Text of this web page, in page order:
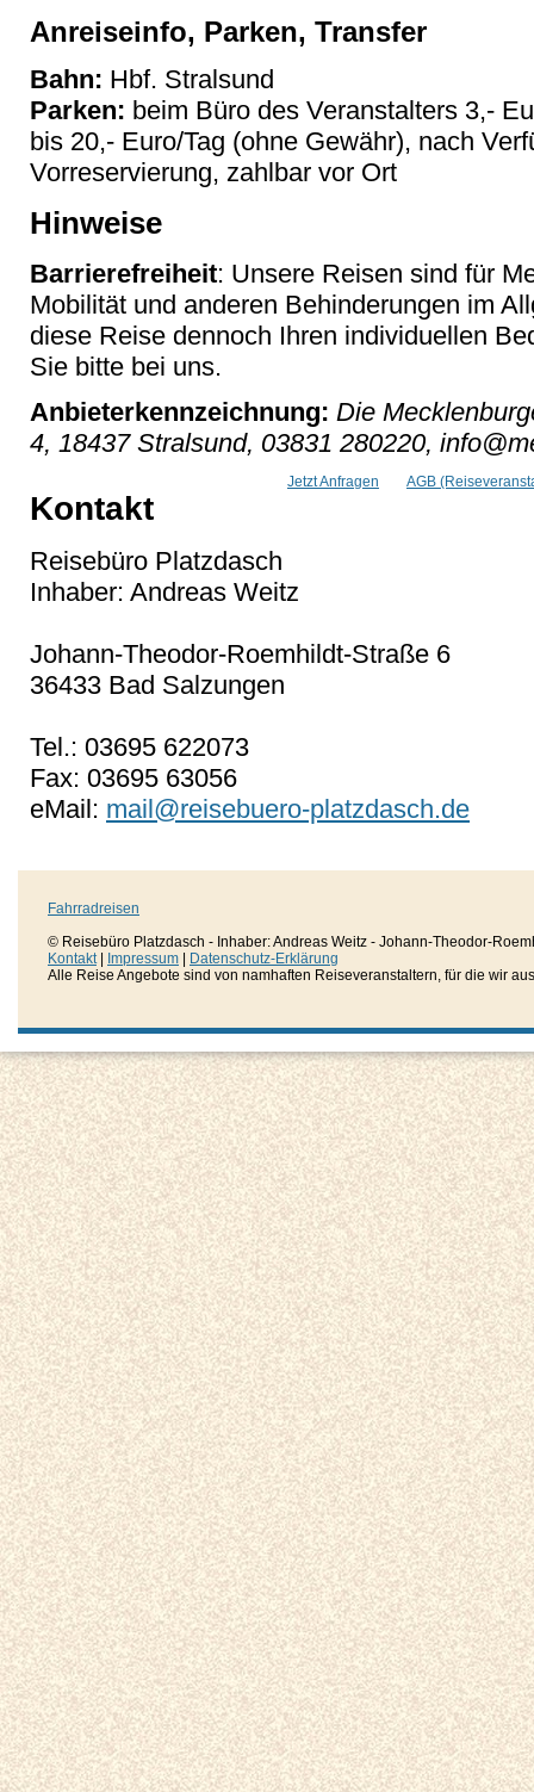
Anreiseinfo, Parken, Transfer
Bahn: Hbf. Stralsund
Parken: beim Büro des Veranstalters 3,-
bis 20,- Euro/Tag (ohne Gewähr), nach
Vorreservierung, zahlbar vor Ort
Hinweise
Barrierefreiheit: Unsere Reisen sind für
Mobilität und anderen Behinderungen im
diese Reise dennoch Ihren individuellen
Sie bitte bei uns.
Anbieterkennzeichnung: Die
4, 18437 Stralsund, 03831 280220,
Jetzt Anfragen AGB
Kontakt
Reisebüro Platzdasch
Inhaber: Andreas Weitz
Johann-Theodor-Roemhildt-Straße 6
36433 Bad Salzungen
Tel.: 03695 622073
Fax: 03695 63056
eMail: mail@reisebuero-platzdasch.de
Fahrradreisen
© Reisebüro Platzdasch - Inhaber: Andreas Weitz - Johann-Theodor-
Kontakt| Impressum
Datenschutz-Erklärung
Alle Reise Angebote sind von namhaften Reiseveranstaltern, für die wir